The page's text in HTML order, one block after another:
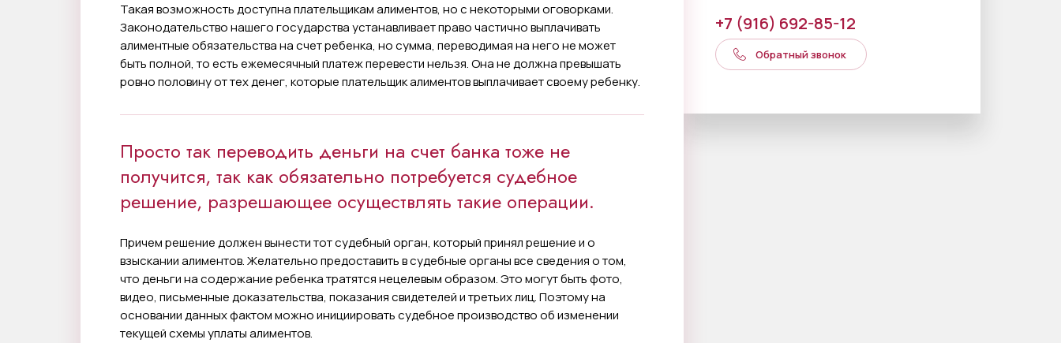
Такая возможность доступна плательщикам алиментов, но с некоторыми оговорками.
Законодательство нашего государства устанавливает право частично выплачивать
алиментные обязательства на счет ребенка, но сумма, переводимая на него не может
быть полной, то есть ежемесячный платеж перевести нельзя. Она не должна превышать
ровно половину от тех денег, которые плательщик алиментов выплачивает своему ребенку.
Просто так переводить деньги на счет банка тоже не
получится, так как обязательно потребуется судебное
решение, разрешающее осуществлять такие операции.
Причем решение должен вынести тот судебный орган, который принял решение и о
взыскании алиментов. Желательно предоставить в судебные органы все сведения о том,
что деньги на содержание ребенка тратятся нецелевым образом. Это могут быть фото,
видео, письменные доказательства, показания свидетелей и третьих лиц. Поэтому на
основании данных фактом можно инициировать судебное производство об изменении
текущей схемы уплаты алиментов.
+7 (916) 692-85-12
Обратный звонок